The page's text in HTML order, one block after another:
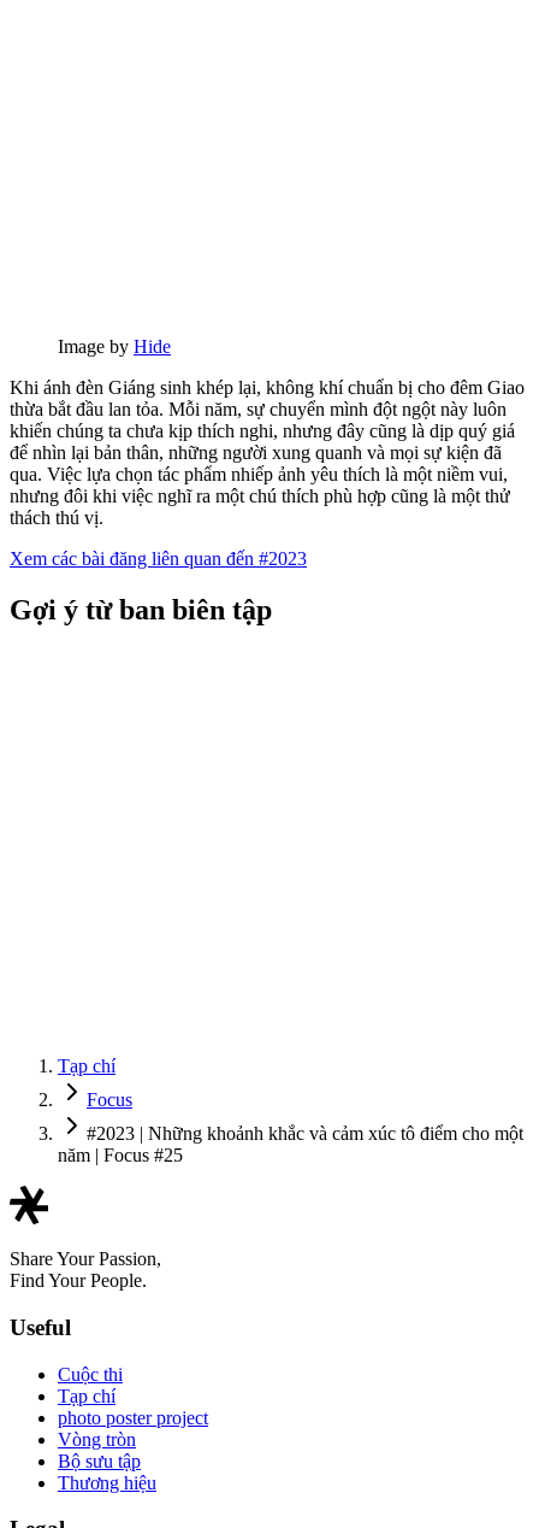
Image by Hide
Khi ánh đèn Giáng sinh khép lại, không khí chuẩn bị cho đêm Giao
thừa bắt đầu lan tỏa. Mỗi năm, sự chuyển mình đột ngột này luôn
khiến chúng ta chưa kịp thích nghi, nhưng đây cũng là dịp quý giá
để nhìn lại bản thân, những người xung quanh và mọi sự kiện đã
qua. Việc lựa chọn tác phẩm nhiếp ảnh yêu thích là một niềm vui,
nhưng đôi khi việc nghĩ ra một chú thích phù hợp cũng là một thử
thách thú vị.
Xem các bài đăng liên quan đến #2023
Gợi ý từ ban biên tập
Tạp chí
Focus
#2023 | Những khoảnh khắc và cảm xúc tô điểm cho một
năm | Focus #25
Share Your Passion,
Find Your People.
Useful
Cuộc thi
Tạp chí
photo poster project
Vòng tròn
Bộ sưu tập
Thương hiệu